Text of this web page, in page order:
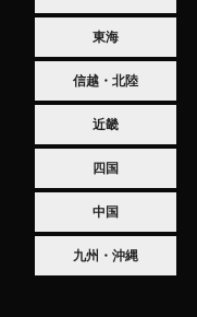
東海
信越・北陸
近畿
四国
中国
九州・沖縄